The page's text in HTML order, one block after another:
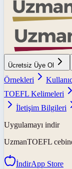
Ücretsiz Üye Ol
Örnekleri
TOEFL Kelimeleri
İletişim Bilgileri
Uygulamayı indir
UzmanTOEFL
İndirApp Store